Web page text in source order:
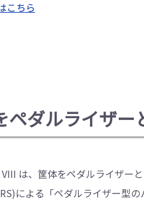
こちら
ペダルライザー
VIII は、筐体をペダルライザー
による「ペダルライザー型